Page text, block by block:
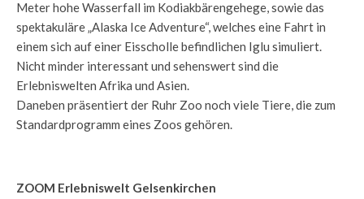
Meter hohe Wasserfall im Kodiakbärengehege, sowie das
spektakuläre „Alaska Ice Adventure“, welches eine Fahrt in
einem sich auf einer Eisscholle befindlichen Iglu simuliert.
Nicht minder interessant und sehenswert sind die
Erlebniswelten Afrika und Asien.
Daneben präsentiert der Ruhr Zoo noch viele Tiere, die zum
Standardprogramm eines Zoos gehören.
ZOOM Erlebniswelt Gelsenkirchen